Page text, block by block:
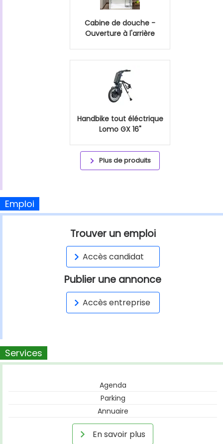
Cabine de douche -
Ouverture à l'arrière
Handbike tout éléctrique
Lomo GX 16"
Plus de produits
Emploi
Trouver un emploi
Accès candidat
Publier une annonce
Accès entreprise
Services
Agenda
Parking
Annuaire
En savoir plus